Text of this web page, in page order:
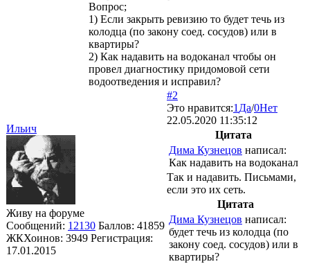
Вопрос;
1) Если закрыть ревизию то будет течь из
колодца (по закону соед. сосудов) или в
квартиры?
2) Как надавить на водоканал чтобы он
провел диагностику придомовой сети
водоотведения и исправил?
Ильич
Живу на форуме
Сообщений: 12130 Баллов: 41859
ЖКХоинов: 3949 Регистрация:
17.01.2015
#2
Это нравится:1 Да/0Нет
22.05.2020 11:35:12
Цитата
Дима Кузнецов написал:
Как надавить на водоканал
Так и надавить. Письмами,
если это их сеть.
Цитата
Дима Кузнецов написал:
будет течь из колодца (по
закону соед. сосудов) или в
квартиры?